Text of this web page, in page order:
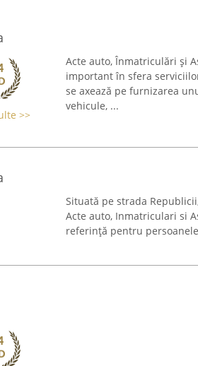
>>
Acte auto, Înmatriculări și
important în sfera
se axează pe furnizarea
vehicule, ...
Situată pe strada
Acte auto, Inmatriculari si
referință pentru